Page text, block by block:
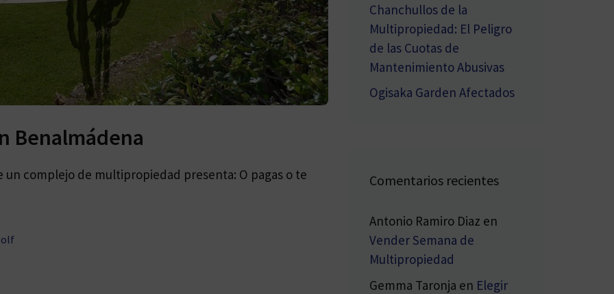
Benalmádena
complejo de multipropiedad presenta: O pagas o te
Chanchullos de la
Multipropiedad: El Peligro
de las Cuotas de
Mantenimiento Abusivas
Ogisaka Garden Afectados
Comentarios recientes
Antonio Ramiro Diaz en
Vender Semana de
Multipropiedad
Gemma Taronja en Elegir